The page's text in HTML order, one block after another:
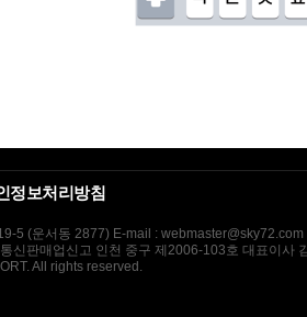
정보처리방침
5 (운서동 2877) E-mail : webmaster@sky72.com
신판매업신고 인천 중구 제2006-103호 대표이사
All rights reserved.